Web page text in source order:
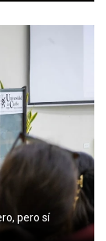
pero sí